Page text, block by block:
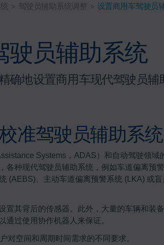
> 驾驶员辅助系统调整 > 设置商用车驾驶员
驶员辅助系统
确地设置商用车现代驾驶员辅
准驾驶员辅助系
Systems，ADAS）和自动驾驶领域
各种现代驾驶员辅助系统，例如车道偏离预
(AEBS)、主动车道偏离预警系统 (LKA) 或
置其背后的传感器。此外，大量的车辆和装
通过使用协作机器人来保证。
对空间和周期时间需求的不同要求。